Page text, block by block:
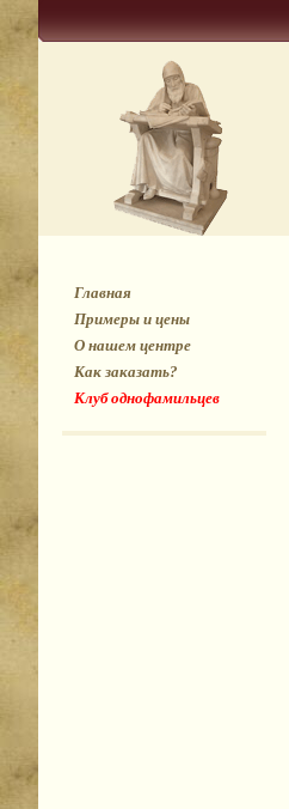
Главная
Примеры и цены
О нашем центре
Как заказать?
Клуб однофамильцев